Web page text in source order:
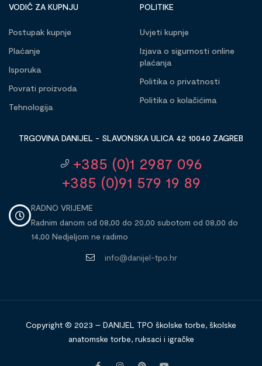
VODIČ ZA KUPNJU
Postupak kupnje
Plaćanje
Isporuka
Povrati proizvoda
Tehnologija
POLITIKE
Uvjeti kupnje
Izjava o sigurnosti online
plaćanja
Politika o privatnosti
Politika o kolačićima
TRGOVINA DANIJEL - SLAVONSKA ULICA 42 10040 ZAGREB
+385 (0)1 2987 096
+385 (0)91 579 19 89
RADNO VRIJEME
Radnim danom od 08,00 do 20,00 subotom od 08,00 do
14,00 Nedjeljom ne radimo
info@danijel-tpo.hr
Copyright © 2023 – DANIJEL TPO školske torbe, školske
anatomske torbe, ruksaci i igračke